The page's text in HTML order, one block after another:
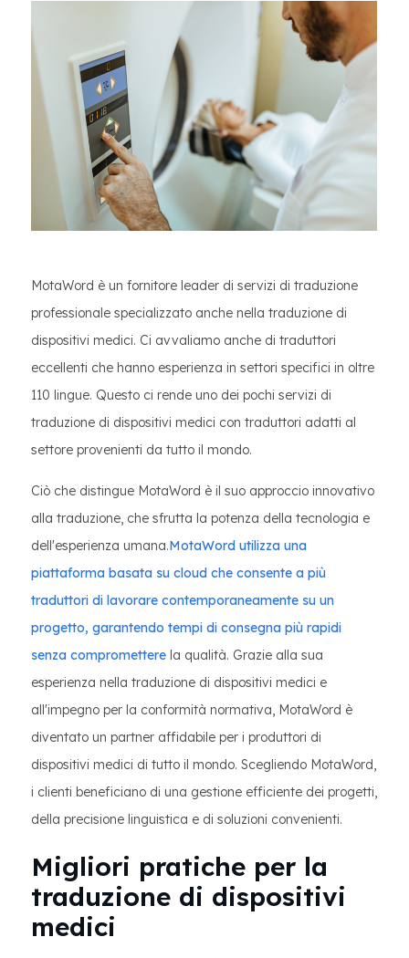
MotaWord è un fornitore leader di servizi di traduzione
professionale specializzato anche nella traduzione di
dispositivi medici. Ci avvaliamo anche di traduttori
eccellenti che hanno esperienza in settori specifici in oltre
110 lingue. Questo ci rende uno dei pochi servizi di
traduzione di dispositivi medici con traduttori adatti al
settore provenienti da tutto il mondo.
Ciò che distingue MotaWord è il suo approccio innovativo
alla traduzione, che sfrutta la potenza della tecnologia e
dell'esperienza umana.MotaWord utilizza una
piattaforma basata su cloud che consente a più
traduttori di lavorare contemporaneamente su un
progetto, garantendo tempi di consegna più rapidi
senza compromettere la qualità. Grazie alla sua
esperienza nella traduzione di dispositivi medici e
all'impegno per la conformità normativa, MotaWord è
diventato un partner affidabile per i produttori di
dispositivi medici di tutto il mondo. Scegliendo MotaWord,
i clienti beneficiano di una gestione efficiente dei progetti,
della precisione linguistica e di soluzioni convenienti.
Migliori pratiche per la
traduzione di dispositivi
medici